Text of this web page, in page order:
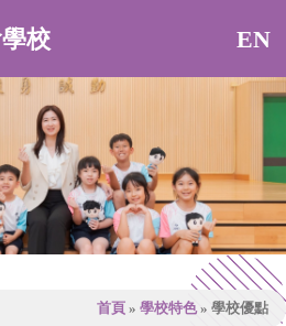
校 EN
首頁 » 學校特色» 學校優點